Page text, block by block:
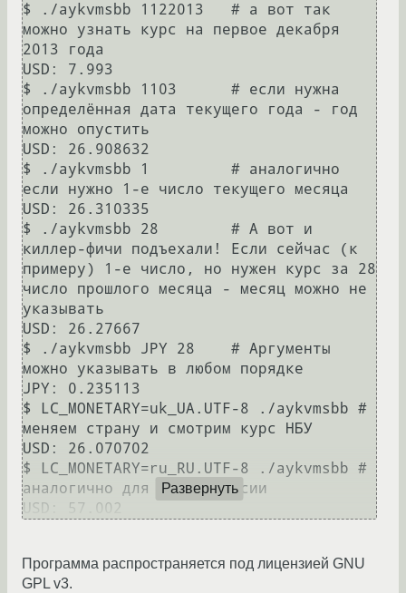
$ ./aykvmsbb 1122013   # а вот так
можно узнать курс на первое декабря
2013 года
USD: 7.993
$ ./aykvmsbb 1103      # если нужна
определённая дата текущего года - год
можно опустить
USD: 26.908632
$ ./aykvmsbb 1         # аналогично
если нужно 1-е число текущего месяца
USD: 26.310335
$ ./aykvmsbb 28        # А вот и
киллер-фичи подъехали! Если сейчас (к
примеру) 1-е число, но нужен курс за 28
число прошлого месяца - месяц можно не
указывать
USD: 26.27667
$ ./aykvmsbb JPY 28    # Аргументы
можно указывать в любом порядке
JPY: 0.235113
$ LC_MONETARY=uk_UA.UTF-8 ./aykvmsbb #
меняем страну и смотрим курс НБУ
USD: 26.070702
$ LC_MONETARY=ru_RU.UTF-8 ./aykvmsbb #
аналогично для Банка России
Развернуть
Программа распространяется под лицензией GNU
GPL v3.